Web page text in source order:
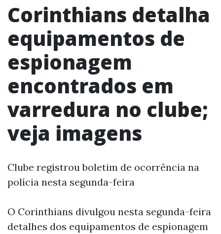
Corinthians detalha
equipamentos de
espionagem
encontrados em
varredura no clube;
veja imagens
Clube registrou boletim de ocorrência na
polícia nesta segunda-feira
O Corinthians divulgou nesta segunda-feira
detalhes dos equipamentos de espionagem